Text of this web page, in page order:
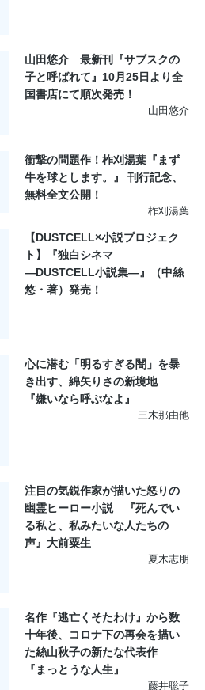
山田悠介 最新刊『サブスクの
子と呼ばれて』10月25日より全
国書店にて順次発売！
山田悠介
衝撃の問題作！柞刈湯葉『まず
牛を球とします。』 刊行記念、
無料全文公開！
柞刈湯葉
【DUSTCELL×小説プロジェク
ト】『独白シネマ
―DUSTCELL小説集―』（中絲
悠・著）発売！
心に潜む「明るすぎる闇」を暴
き出す、綿矢りさの新境地
『嫌いなら呼ぶなよ』
三木那由他
注目の気鋭作家が描いた怒りの
幽霊ヒーロー小説 『死んでい
る私と、私みたいな人たちの
声』大前粟生
夏木志朋
名作『逃亡くそたわけ』から数
十年後、コロナ下の再会を描い
た絲山秋子の新たな代表作
『まっとうな人生』
藤井聡子